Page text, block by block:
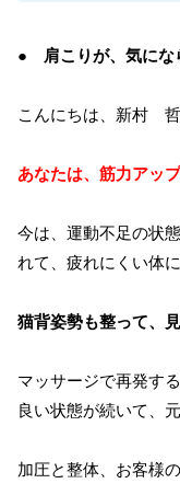
● 肩こりが、気にな
こんにちは、新村 哲
あなたは、筋力アッ
今は、運動不足の状
れて、疲れにくい体
猫背姿勢も整って、
マッサージで再発す
良い状態が続いて、
加圧と整体、お客様